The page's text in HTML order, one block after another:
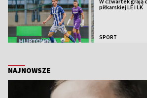
piłkarskiej LE i LK
SPORT
NAJNOWSZE